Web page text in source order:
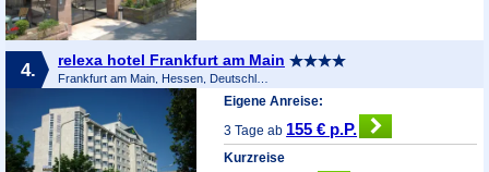
4. relexa hotel Frankfurt am Main
Frankfurt am Main, Hessen, Deutschland
Eigene Anreise:
3 Tage ab 155 € p.P.
Kurzreise